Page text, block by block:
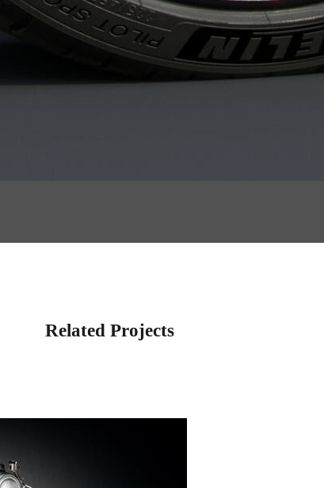
Related Projects